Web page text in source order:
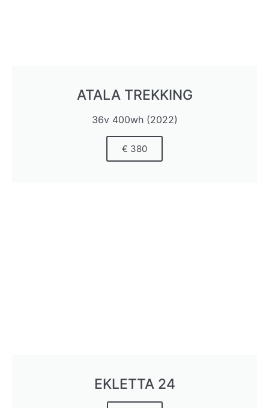
ATALA TREKKING
36v 400wh (2022)
€ 380
EKLETTA 24